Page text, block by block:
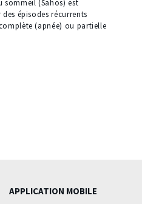
sommeil (Sahos) est
épisodes récurrents
(apnée) ou partielle
APPLICATION MOBILE